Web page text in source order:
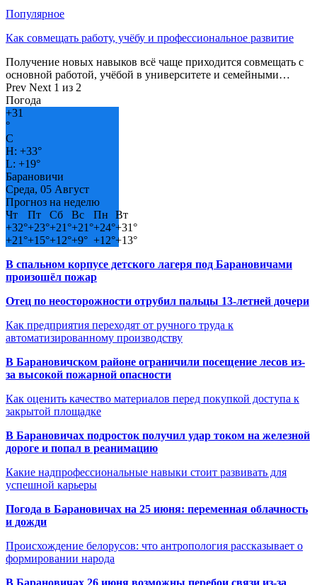
Популярное
Как совмещать работу, учёбу и профессиональное развитие
Получение новых навыков всё чаще приходится совмещать с
основной работой, учёбой в университете и семейными…
Prev Next 1 из 2
Погода
+31
°
C
H: +33°
L: +19°
Барановичи
Среда, 05 Август
Прогноз на неделю
Чт
Пт Сб Вс Пн
Вт
+32°+23°+21°+21°+24°+31°
+21°+15°+12°+9° +12°+13°
В спальном корпусе детского лагеря под Барановичами
произошёл пожар
Отец по неосторожности отрубил пальцы 13-летней дочери
Как предприятия переходят от ручного труда к
автоматизированному производству
В Барановичском районе ограничили посещение лесов из-
за высокой пожарной опасности
Как оценить качество материалов перед покупкой доступа к
закрытой площадке
В Барановичах подросток получил удар током на железной
дороге и попал в реанимацию
Какие надпрофессиональные навыки стоит развивать для
успешной карьеры
Погода в Барановичах на 25 июня: переменная облачность
и дожди
Происхождение белорусов: что антропология рассказывает о
формировании народа
В Барановичах 26 июня возможны перебои связи из-за